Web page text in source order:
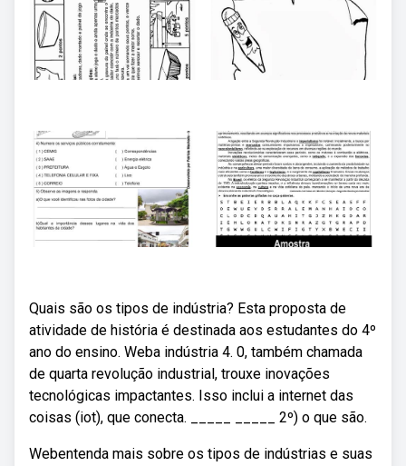
Quais são os tipos de indústria? Esta proposta de
atividade de história é destinada aos estudantes do 4º
ano do ensino. Weba indústria 4. 0, também chamada
de quarta revolução industrial, trouxe inovações
tecnológicas impactantes. Isso inclui a internet das
coisas (iot), que conecta. _____ _____ 2º) o que são.
Webentenda mais sobre os tipos de indústrias e suas